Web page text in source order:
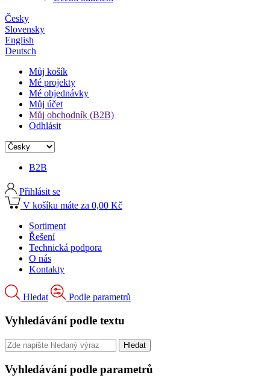
Česky
Slovensky
English
Deutsch
Můj košík
Mé projekty
Mé objednávky
Můj účet
Můj obchodník (B2B)
Odhlásit
B2B
Přihlásit se
V košíku máte za 0,00 Kč
Sortiment
Řešení
Technická podpora
O nás
Kontakty
Hledat Podle parametrů
Vyhledávání podle textu
Vyhledávání podle parametrů